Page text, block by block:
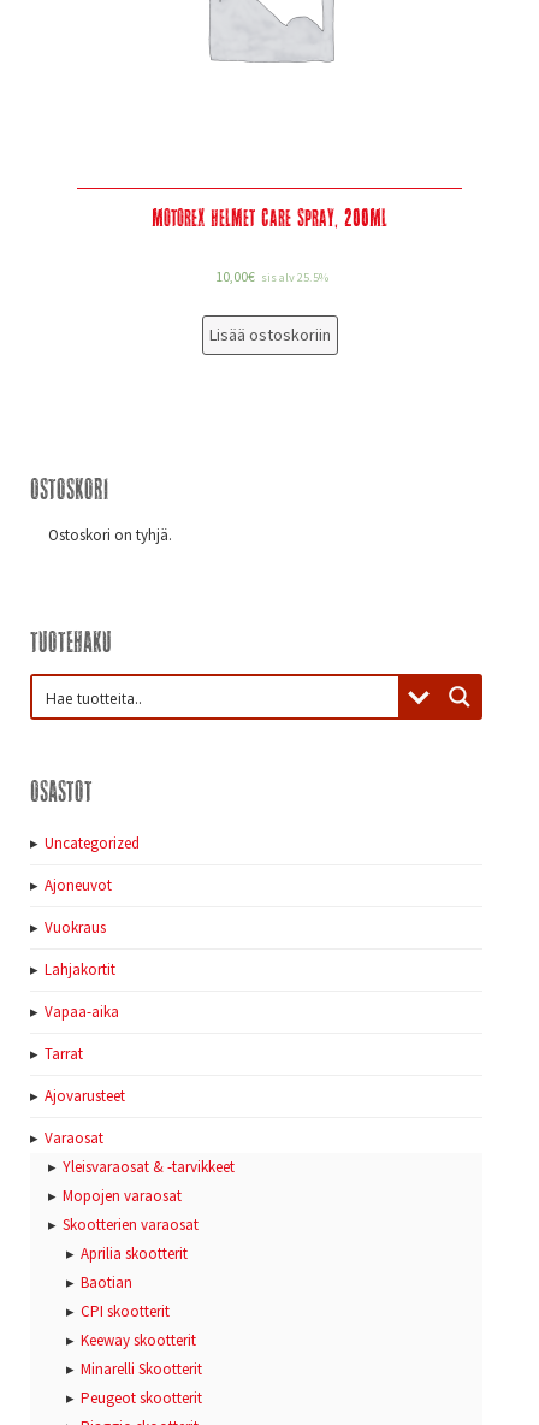
Motorex Helmet Care Spray, 200Ml
10,00€ sis alv 25.5%
Lisää ostoskoriin
Ostoskori
Ostoskori on tyhjä.
Tuotehaku
Osastot
Uncategorized
Ajoneuvot
Vuokraus
Lahjakortit
Vapaa-aika
Tarrat
Ajovarusteet
Varaosat
Yleisvaraosat & -tarvikkeet
Mopojen varaosat
Skootterien varaosat
Aprilia skootterit
Baotian
CPI skootterit
Keeway skootterit
Minarelli Skootterit
Peugeot skootterit